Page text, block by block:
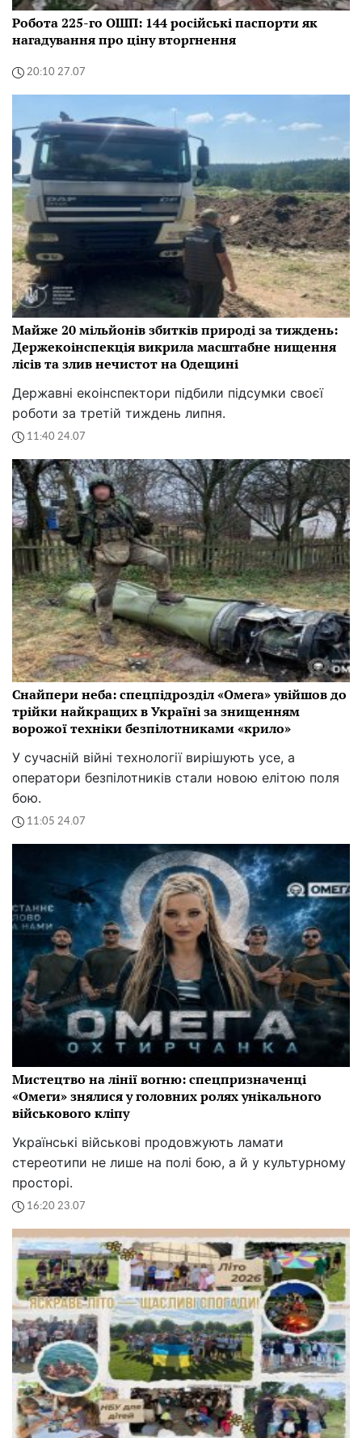
Робота 225-го ОШП: 144 російські паспорти як
нагадування про ціну вторгнення
20:10 27.07
Майже 20 мільйонів збитків природі за тиждень:
Держекоінспекція викрила масштабне нищення
лісів та злив нечистот на Одещині
Державні екоінспектори підбили підсумки своєї
роботи за третій тиждень липня.
11:40 24.07
Снайпери неба: спецпідрозділ «Омега» увійшов до
трійки найкращих в Україні за знищенням
ворожої техніки безпілотниками «крило»
У сучасній війні технології вирішують усе, а
оператори безпілотників стали новою елітою поля
бою.
11:05 24.07
Мистецтво на лінії вогню: спецпризначенці
«Омеги» знялися у головних ролях унікального
військового кліпу
Українські військові продовжують ламати
стереотипи не лише на полі бою, а й у культурному
просторі.
16:20 23.07